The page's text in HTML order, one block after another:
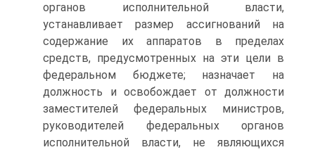
органов исполнительной власти,
устанавливает размер ассигнований на
содержание их аппаратов в пределах
средств, предусмотренных на эти цели в
федеральном бюджете; назначает на
должность и освобождает от должности
заместителей федеральных министров,
руководителей федеральных органов
исполнительной власти, не являющихся